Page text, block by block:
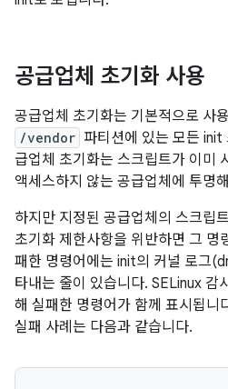
공급업체 초기화 사용
공급업체 초기화는 기본적으로 사
/vendor 파티션에 있는 모든 init
급업체 초기화는 스크립트가 이미
액세스하지 않는 공급업체에 투명
하지만 지정된 공급업체의 스크립
초기화 제한사항을 위반하면 그 명
패한 명령어에는 init의 커널 로그
타내는 줄이 있습니다. SELinux 감
해 실패한 명령어가 함께 표시됩니
실패 사례는 다음과 같습니다.